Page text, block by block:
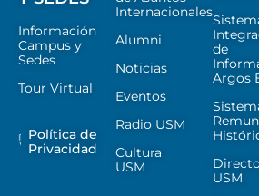
Información
Campus y
Sedes
Tour Virtual
Política de
Privacidad
Internacionales
Alumni
Noticias
Eventos
Radio USM
Cultura
USM
de
Argos
USM